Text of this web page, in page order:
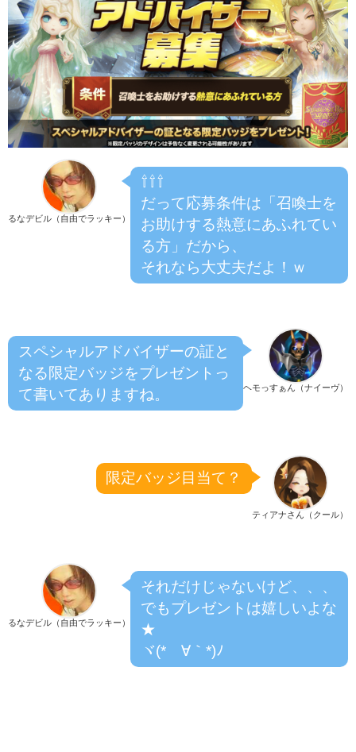
るなデビル（自由でラッキー）
⇧⇧⇧
だって応募条件は「召喚士を
お助けする熱意にあふれてい
る方」だから、
それなら大丈夫だよ！ｗ
ヘモっすぁん（ナイーヴ）
スペシャルアドバイザーの証と
なる限定バッジをプレゼントっ
て書いてありますね。
ティアナさん（クール）
限定バッジ目当て？
るなデビル（自由でラッキー）
それだけじゃないけど、、、
でもプレゼントは嬉しいよな
★
ヾ(*´∀｀*)ﾉ